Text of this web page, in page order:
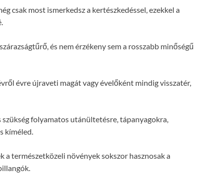
csak most ismerkedsz a kertészkedéssel, ezekkel a
és nem érzékeny sem a rosszabb minőségű
évre újraveti magát vagy évelőként mindig visszatér,
szükség folyamatos utánültetésre, tápanyagokra,
kíméled.
a természetközeli növények sokszor hasznosak a